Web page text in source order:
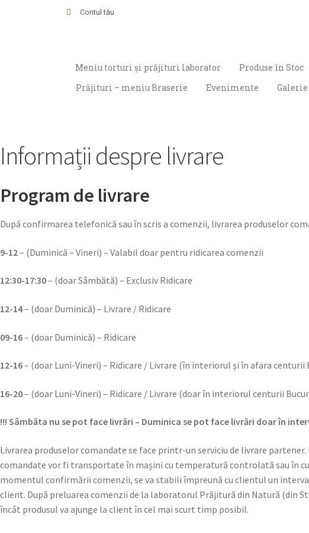
Contul tău
Meniu torturi și prăjituri laborator
Produse în Stoc
Prăjituri – meniu Braserie
Evenimente Galerie
Informații despre livrare
Program de livrare
După confirmarea telefonică sau în scris a comenzii, livrarea produselor
9-12– (Duminică – Vineri) – Valabil doar pentru ridicarea comenzii
12:30-17:30– (doar Sâmbătă) – Exclusiv Ridicare
12-14– (doar Duminică) – Livrare / Ridicare
09-16– (doar Duminică) – Ridicare
12-16– (doar Luni-Vineri) – Ridicare / Livrare (în interiorul și în afara
16-20– (doar Luni-Vineri) – Ridicare / Livrare (doar în interiorul centurii
!!! Sâmbăta nu se pot face livrări – Duminica se pot face livrări doar în
Livrarea produselor comandate se face printr-un serviciu de livrare
comandate vor fi transportate în mașini cu temperatură controlată sau în
momentul confirmării comenzii, se va stabili împreună cu clientul un
client. După preluarea comenzii de la laboratorul Prăjitură din Natură (din
încât produsul va ajunge la client în cel mai scurt timp posibil.